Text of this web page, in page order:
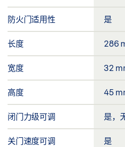
防火门适用性 是
长度 286
宽度 32
高度 45
闭门力级可调 是，
关门速度可调 是